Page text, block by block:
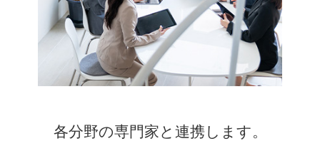
各分野の専門家と連携します。